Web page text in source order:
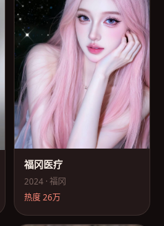
福冈医疗
2024 · 福冈
热度26万